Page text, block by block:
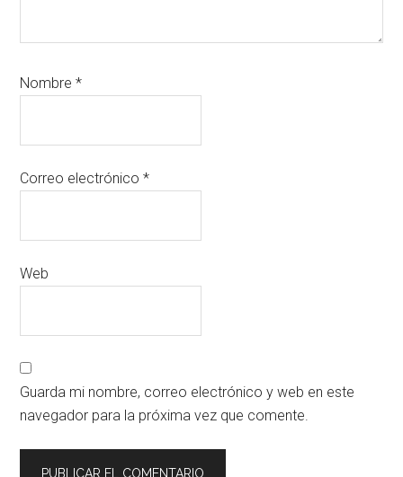
Nombre*
Correo electrónico*
Web
Guarda mi nombre, correo electrónico y web en este
navegador para la próxima vez que comente.